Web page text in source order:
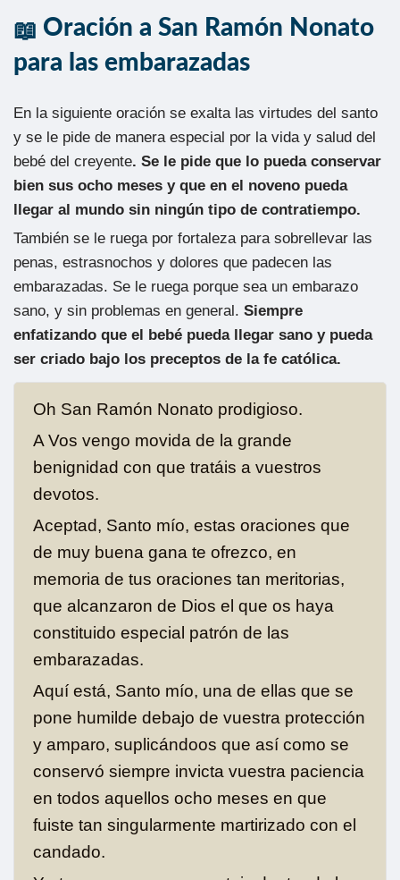
Oración a San Ramón Nonato
para las embarazadas
En la siguiente oración se exalta las virtudes del santo
y se le pide de manera especial por la vida y salud del
bebé del creyente. Se le pide que lo pueda conservar
bien sus ocho meses y que en el noveno pueda
llegar al mundo sin ningún tipo de contratiempo.
También se le ruega por fortaleza para sobrellevar las
penas, estrasnochos y dolores que padecen las
embarazadas. Se le ruega porque sea un embarazo
sano, y sin problemas en general. Siempre
enfatizando que el bebé pueda llegar sano y pueda
ser criado bajo los preceptos de la fe católica.
Oh San Ramón Nonato prodigioso.
A Vos vengo movida de la grande
benignidad con que tratáis a vuestros
devotos.
Aceptad, Santo mío, estas oraciones que
de muy buena gana te ofrezco, en
memoria de tus oraciones tan meritorias,
que alcanzaron de Dios el que os haya
constituido especial patrón de las
embarazadas.
Aquí está, Santo mío, una de ellas que se
pone humilde debajo de vuestra protección
y amparo, suplicándoos que así como se
conservó siempre invicta vuestra paciencia
en todos aquellos ocho meses en que
fuiste tan singularmente martirizado con el
candado.